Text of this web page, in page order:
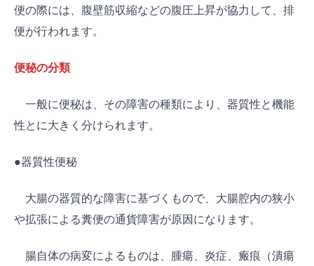
便の際には、腹壁筋収縮などの腹圧上昇が協力して、排
便が行われます。
便秘の分類
一般に便秘は、その障害の種類により、器質性と機能
性とに大きく分けられます。
●器質性便秘
大腸の器質的な障害に基づくもので、大腸腔内の狭小
や拡張による糞便の通貨障害が原因になります。
腸自体の病変によるものは、腫瘍、炎症、瘢痕（潰瘍